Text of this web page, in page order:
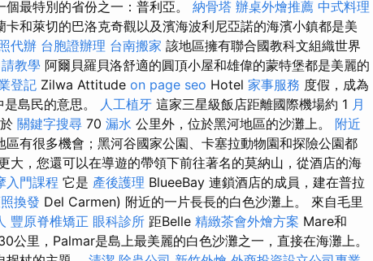
最特別的省份之一：普利亞。 納骨塔 辦桌外燴推薦 中式料理
和萊切的巴洛克奇觀以及濱海波利尼亞諾的海濱小鎮都是美
代辦 台胞證辦理 台南搬家 該地區擁有聯合國教科文組織世界
教學 阿爾貝羅貝洛舒適的圓頂小屋和雄偉的蒙特堡都是美麗的
登記 Zilwa Attitude on page seo Hotel 家事服務 度假，成為
島民的意思。
人工植牙 這家三星級飯店距離國際機場約 1 月
關鍵字搜尋 70 漏水 公里外，位於黑河地區的沙灘上。 附近
有很多機會；黑河谷國家公園、卡塞拉動物園和探險公園都
大，您還可以在導遊的帶領下前往著名的莫納山，從酒店的海
入門課程 它是 產後護理 BlueeBay 連鎖酒店的成員，建在普拉
換發 Del Carmen) 附近的一片長長的白色沙灘上。 來自毛里
豐原脊椎矯正 眼科診所 距Belle 精緻茶會外燴方案 Mare和
公里，Palmar是島上最美麗的白色沙灘之一，直接在海灘上。